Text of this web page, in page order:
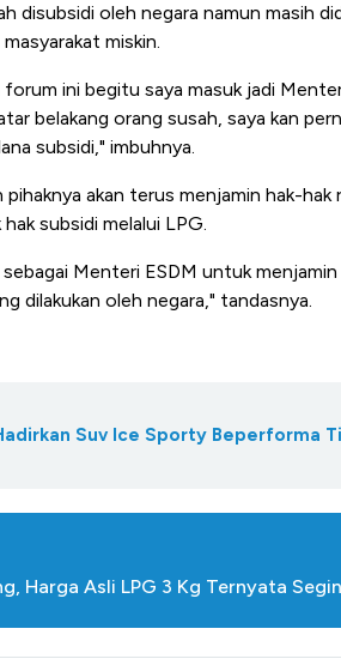
disubsidi oleh negara namun masih
miskin.
ini begitu saya masuk jadi
belakang orang susah, saya kan
subsidi," imbuhnya.
akan terus menjamin hak-hak
subsidi melalui LPG.
Menteri ESDM untuk
dilakukan oleh negara," tandasnya.
Suv Ice Sporty Beperforma
Harga Asli LPG 3 Kg Ternyata
Bangkit dari